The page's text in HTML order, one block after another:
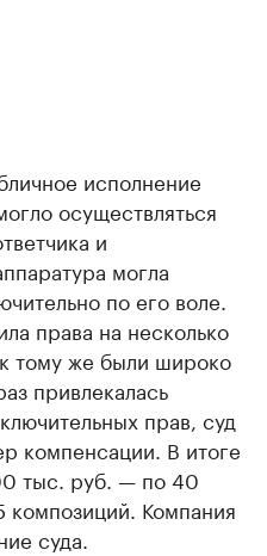
исполнение
осуществляться
и
могла
по его воле.
права на несколько
тому же были широко
привлекалась
прав, суд
компенсации. В итоге
тыс. руб. — по 40
композиций. Компания
суда.